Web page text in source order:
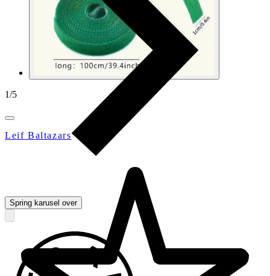
1/5
Leif Baltazars
Spring karusel over